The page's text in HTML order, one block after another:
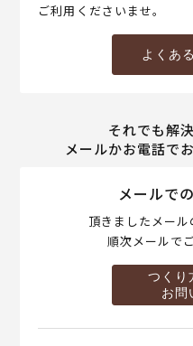
ご利用くださいませ。
よくあ
それでも解
メールかお電話で
メールで
頂きましたメール
順次メールで
つくり
お問